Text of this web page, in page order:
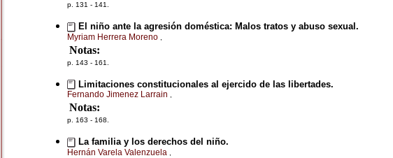
p. 131 - 141.
El niño ante la agresión doméstica: Malos tratos y abuso sexual.
Myriam Herrera Moreno
Notas:
p. 143 - 161.
Limitaciones constitucionales al ejercido de las libertades.
Fernando Jimenez Larrain
Notas:
p. 163 - 168.
La familia y los derechos del niño.
Hernán Varela Valenzuela